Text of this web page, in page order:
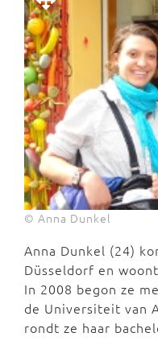
© Anna Dunkel
Anna Dunkel (24)
Düsseldorf en
In 2008 begon ze
de Universiteit van
rondt ze haar